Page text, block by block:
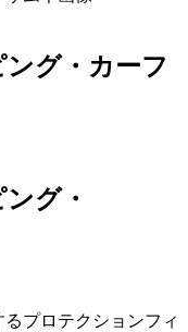
グ・カーフ
グ・
プロテクションフィ